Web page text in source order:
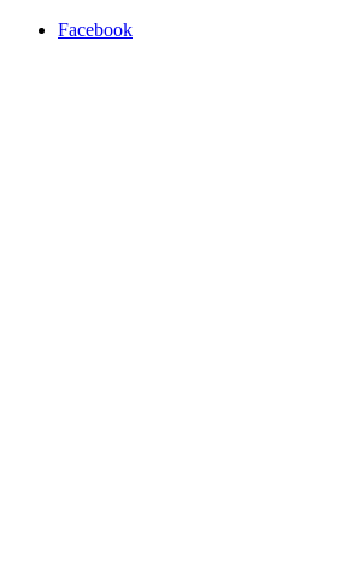
Facebook